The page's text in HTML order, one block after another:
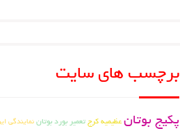
برچسب های سایت
پکیج بوتانعظیمیه کرجتعمیر بورد بوتاننمایندگی